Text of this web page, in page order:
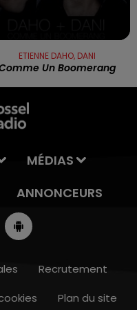
ETIENNE DAHO, DANI
Un Boomerang
MÉDIAS
ANNONCEURS
Recrutement
Plan du site